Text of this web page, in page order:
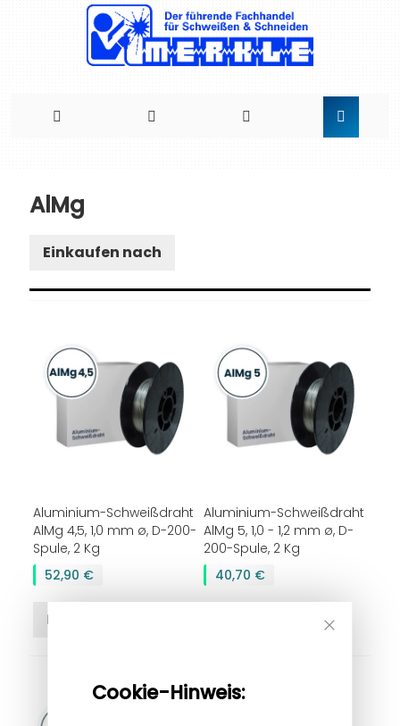
Cookie-Hinweis:
zumAlMg
Aluminium-Schweißdraht
AlMg 4,5, 1,0 mm ø, D-200-
Spule, 2 Kg
52,90 €
In den Warenkorb
Aluminium-Schweißdraht
AlMg 5, 1,0 - 1,2 mm ø, D-
200-Spule, 2 Kg
40,70 €
In den Warenkorb
Einkaufen nach